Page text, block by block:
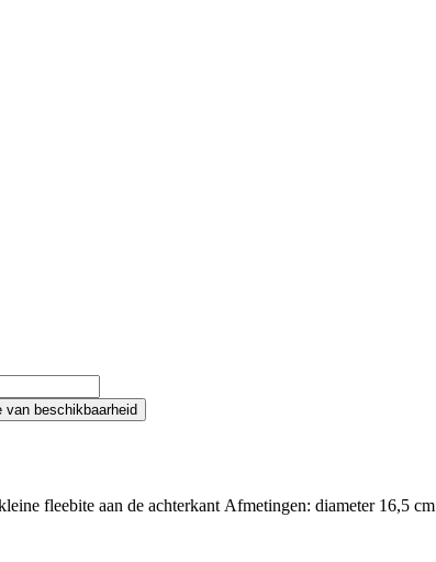
van beschikbaarheid
fleebite aan de achterkant Afmetingen: diameter 16,5 cm